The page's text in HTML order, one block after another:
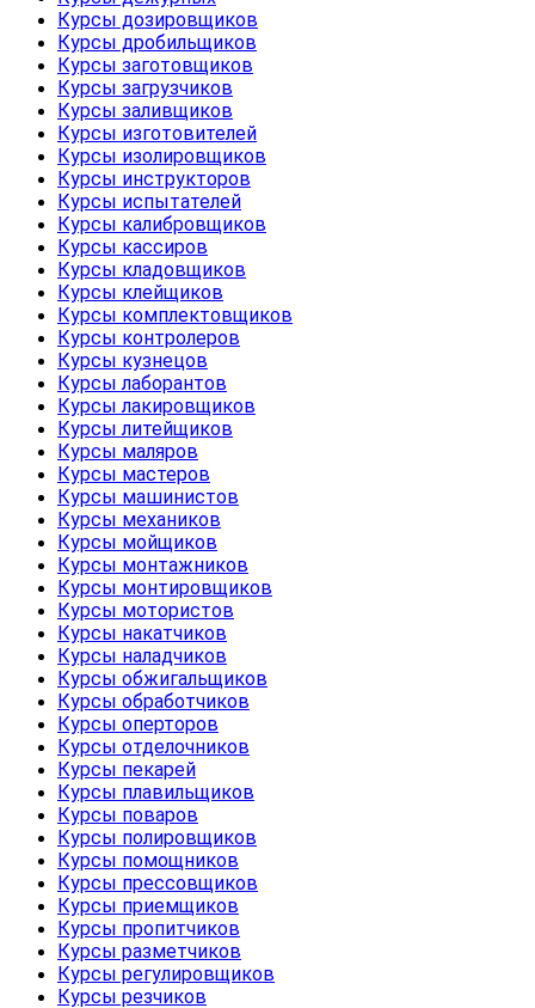
Курсы дозировщиков
Курсы дробильщиков
Курсы заготовщиков
Курсы загрузчиков
Курсы заливщиков
Курсы изготовителей
Курсы изолировщиков
Курсы инструкторов
Курсы испытателей
Курсы калибровщиков
Курсы кассиров
Курсы кладовщиков
Курсы клейщиков
Курсы комплектовщиков
Курсы контролеров
Курсы кузнецов
Курсы лаборантов
Курсы лакировщиков
Курсы литейщиков
Курсы маляров
Курсы мастеров
Курсы машинистов
Курсы механиков
Курсы мойщиков
Курсы монтажников
Курсы монтировщиков
Курсы мотористов
Курсы накатчиков
Курсы наладчиков
Курсы обжигальщиков
Курсы обработчиков
Курсы оперторов
Курсы отделочников
Курсы пекарей
Курсы плавильщиков
Курсы поваров
Курсы полировщиков
Курсы помощников
Курсы прессовщиков
Курсы приемщиков
Курсы пропитчиков
Курсы разметчиков
Курсы регулировщиков
Курсы резчиков